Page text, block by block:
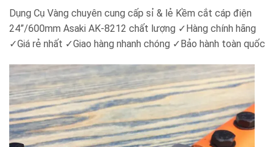
Dụng Cụ Vàng chuyên cung cấp sỉ & lẻ Kềm cắt cáp điện
24”/600mm Asaki AK-8212 chất lượng ✓Hàng chính hãng
✓Giá rẻ nhất ✓Giao hàng nhanh chóng ✓Bảo hành toàn quốc